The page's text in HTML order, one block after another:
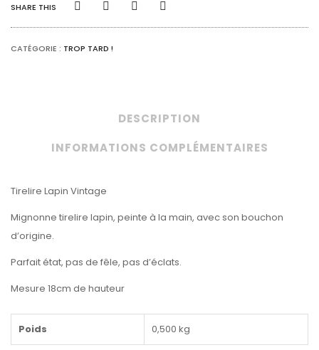
SHARE THIS
CATÉGORIE : TROP TARD !
DESCRIPTION
INFORMATIONS COMPLÉMENTAIRES
Tirelire Lapin Vintage
Mignonne tirelire lapin, peinte à la main, avec son bouchon
d’origine.
Parfait état, pas de fêle, pas d’éclats.
Mesure 18cm de hauteur
Poids 0,500 kg